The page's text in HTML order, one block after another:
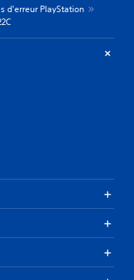
d'erreur PlayStation